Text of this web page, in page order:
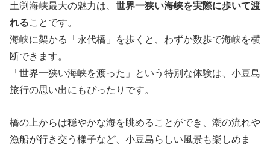
土渕海峡最大の魅力は、 世界一狭い海峡を実際に歩いて渡
れることです。
海峡に架かる「永代橋」を歩くと、わずか数歩で海峡を横
断できます。
「世界一狭い海峡を渡った」という特別な体験は、小豆島
旅行の思い出にもぴったりです。
橋の上からは穏やかな海を眺めることができ、潮の流れや
漁船が行き交う様子など、小豆島らしい風景も楽しめま